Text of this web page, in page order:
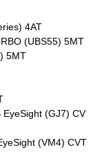
4AT
(UBS55) 5MT
5MT
(GJ7) CV
(VM4) CVT